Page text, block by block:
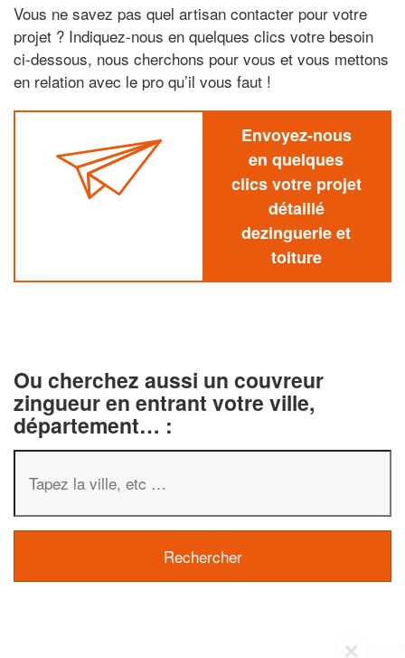
Vous ne savez pas quel artisan contacter pour votre
projet ? Indiquez-nous en quelques clics votre besoin
ci-dessous, nous cherchons pour vous et vous mettons
en relation avec le pro qu’il vous faut !
Envoyez-nous
en quelques
clics votre projet
détaillé
dezinguerie et
toiture
Ou cherchez aussi un couvreur
zingueur en entrant votre ville,
département… :